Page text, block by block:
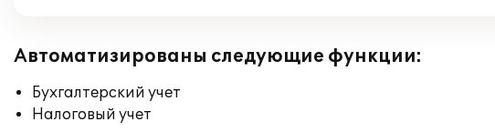
Автоматизированы следующие функции:
Бухгалтерский учет
Налоговый учет